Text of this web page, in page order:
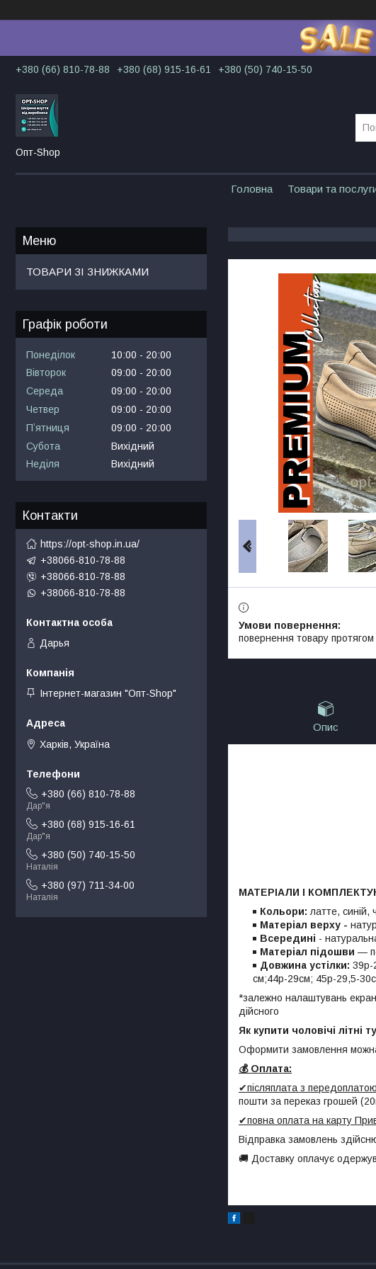
+380 (66) 810-78-88 +380 (68) 915-16-61 +380 (50) 740-15-50
Опт-Shop
Головна Товари та
повернення товару протягом
Опис
МАТЕРІАЛИ І
Кольори: латте, синій,
Матеріал верху -
Всередині -
Матеріал підошви ―
Довжина устілки: 39р-
см;44р-29см; 45р-29,5-
*залежно налаштувань
дійсного
Як купити чоловічі літні
Оформити замовлення
💰 Оплата:
✔післяплата з
пошти за переказ грошей
✔повна оплата на карту
Відправка замовлень
🚚 Доставку оплачує
ТОВАРИ ЗІ ЗНИЖКАМИ
Графік роботи
Понеділок 10:00
20:00
Вівторок
09:00
20:00
Середа
09:00
20:00
Четвер
09:00
20:00
Пʼятниця
09:00
20:00
Субота
Вихідний
Неділя
Вихідний
Контакти
https://opt-shop.in.ua/
+38066-810-78-88
+38066-810-78-88
+38066-810-78-88
Дарья
Інтернет-магазин "Опт-Shop"
Харків, Україна
+380 (66) 810-78-88
Дар"я
+380 (68) 915-16-61
Дар"я
+380 (50) 740-15-50
Наталія
+380 (97) 711-34-00
Наталія